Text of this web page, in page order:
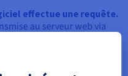
effectue une requête.
au serveur web via
externe le cas échéant) ;